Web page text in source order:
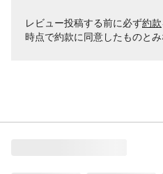
レビュー投稿する前に必ず約款
時点で約款に同意したものとみ